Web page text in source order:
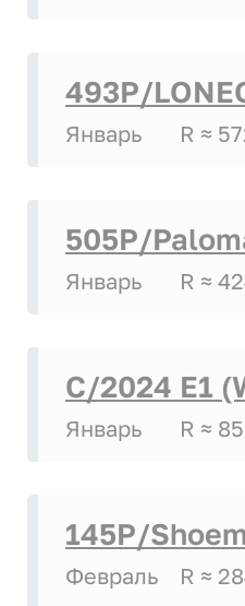
493P/
Январь R ≈
505P/
Январь R ≈
C/2024 E1
Январь R ≈
145P/
Февраль R ≈